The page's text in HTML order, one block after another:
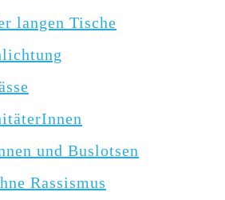
langen Tische
und Buslotsen
Rassismus